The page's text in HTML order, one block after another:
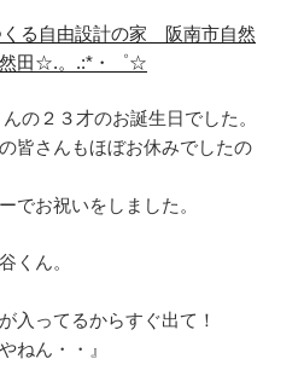
る自由設計の家 阪南市自然
田☆.。.:*・゜☆
の２３才のお誕生日でした。
皆さんもほぼお休みでしたの
でお祝いをしました。
くん。
入ってるからすぐ出て！
ねん・・』